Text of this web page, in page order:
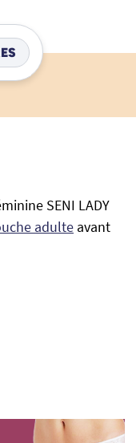
SENI LADY
adulte avant